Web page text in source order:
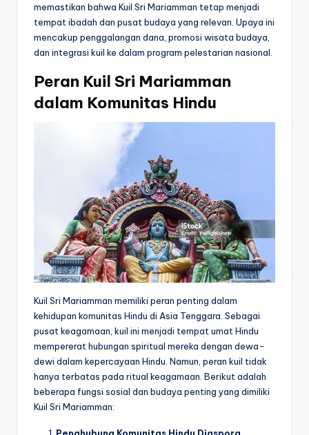
memastikan bahwa Kuil Sri Mariamman tetap menjadi
tempat ibadah dan pusat budaya yang relevan. Upaya ini
mencakup penggalangan dana, promosi wisata budaya,
dan integrasi kuil ke dalam program pelestarian nasional.
Peran Kuil Sri Mariamman
dalam Komunitas Hindu
Kuil Sri Mariamman memiliki peran penting dalam
kehidupan komunitas Hindu di Asia Tenggara. Sebagai
pusat keagamaan, kuil ini menjadi tempat umat Hindu
mempererat hubungan spiritual mereka dengan dewa-
dewi dalam kepercayaan Hindu. Namun, peran kuil tidak
hanya terbatas pada ritual keagamaan. Berikut adalah
beberapa fungsi sosial dan budaya penting yang dimiliki
Kuil Sri Mariamman: